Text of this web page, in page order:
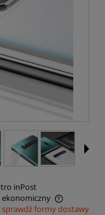
inPost
ekonomiczny
płatności
sprawdź formy dostawy